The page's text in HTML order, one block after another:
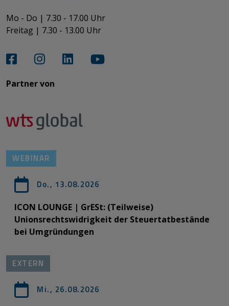
Mo - Do | 7.30 - 17.00 Uhr
Freitag | 7.30 - 13.00 Uhr​​​​​​​
Partner von​​​​​​
WEBINAR
Do., 13.08.2026
ICON LOUNGE | GrESt: (Teilweise)
Unionsrechtswidrigkeit der Steuertatbestände
bei Umgründungen
EXTERN
Mi., 26.08.2026